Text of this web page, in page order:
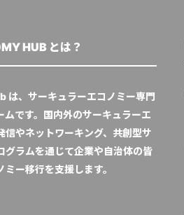
HUB とは？
、サーキュラーエコノミー専門
ムです。国内外のサーキュラーエ
信やネットワーキング、共創型サ
グラムを通じて企業や自治体の皆
ー移行を支援します。